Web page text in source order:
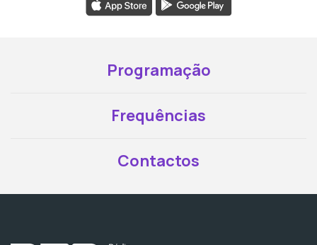
Programação
Frequências
Contactos